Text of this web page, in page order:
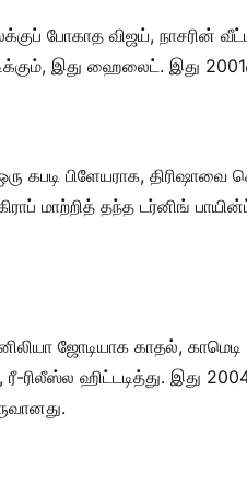
போகாத விஜய், நாசரின்
இது ஹைலைட். இது
கபடி பிளேயராக,
மாற்றித் தந்த டர்னிங்
ஜோடியாக காதல்,
ரிலீஸ்ல ஹிட்டடித்து. இது